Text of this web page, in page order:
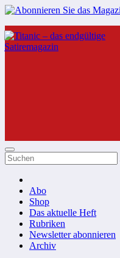
Zum
Inhalt
springen
Abo
Shop
Das aktuelle Heft
Rubriken
Newsletter abonnieren
Archiv